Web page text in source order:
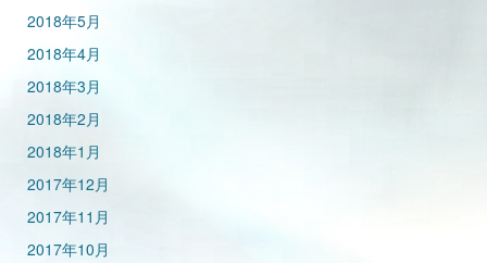
2018年5月
2018年4月
2018年3月
2018年2月
2018年1月
2017年12月
2017年11月
2017年10月